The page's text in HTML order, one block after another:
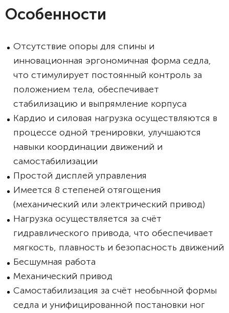
Особенности
Отсутствие опоры для спины и
инновационная эргономичная форма седла,
что стимулирует постоянный контроль за
положением тела, обеспечивает
стабилизацию и выпрямление корпуса
Кардио и силовая нагрузка осуществляются в
процессе одной тренировки, улучшаются
навыки координации движений и
самостабилизации
Простой дисплей управления
Имеется 8 степеней отягощения
(механический или электрический привод)
Нагрузка осуществляется за счёт
гидравлического привода, что обеспечивает
мягкость, плавность и безопасность движений
Бесшумная работа
Механический привод
Самостабилизация за счёт необычной формы
седла и унифицированной постановки ног